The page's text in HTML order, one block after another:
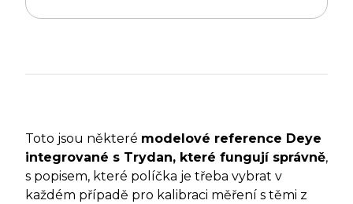
Toto jsou některé modelové reference Deye
integrované s Trydan, které fungují správně,
s popisem, které políčka je třeba vybrat v
každém případě pro kalibraci měření s těmi z